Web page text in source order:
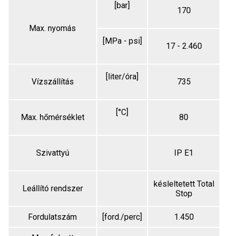
Max. nyomás
[bar]
170
[MPa - psi]
17 - 2.460
Vízszállítás
[liter/óra]
735
Max. hőmérséklet
[°C]
80
Szivattyú IP E1
Leállító rendszer
késleltetett Total
Stop
Fordulatszám [ford./perc] 1.450